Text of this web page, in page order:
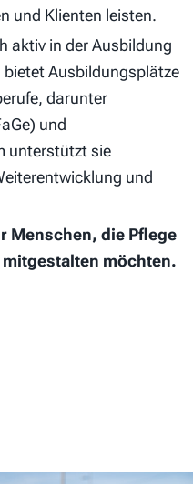
und Klienten leisten.
aktiv in der Ausbildung
Ausbildungsplätze
darunter
und
unterstützt sie
und
Menschen, die Pflege
möchten.